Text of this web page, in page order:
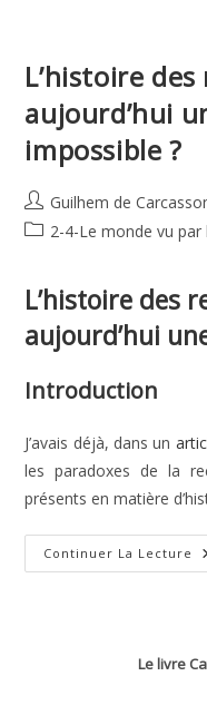
L’histoire
aujourd’hui
impossible ?
Auteur/autrice
de
Guilhem de
Post2-4-Le monde vu par
L’histoire des
aujourd’hui
Introduction
J’avais déjà, dans un
les paradoxes de la
présents en matière
Continuer La Lecture
Le livre